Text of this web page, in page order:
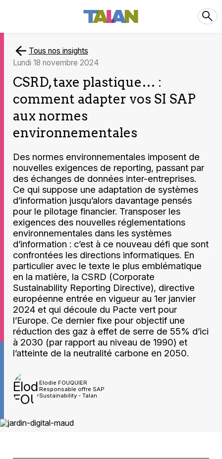
Tous nos insights
lundi 18 novembre 2024
CSRD, taxe plastique… :
comment adapter vos SI SAP
aux normes
environnementales
Des normes environnementales imposent de
nouvelles exigences de reporting, passant par
des échanges de données inter-entreprises.
Ce qui suppose une adaptation de systèmes
d’information jusqu’alors davantage pensés
pour le pilotage financier. Transposer les
exigences des nouvelles réglementations
environnementales dans les systèmes
d’information : c’est à ce nouveau défi que sont
confrontées les directions informatiques. En
particulier avec le texte le plus emblématique
en la matière, la CSRD (Corporate
Sustainability Reporting Directive), directive
européenne entrée en vigueur au 1er janvier
2024 et qui découle du Pacte vert pour
l’Europe. Ce dernier fixe pour objectif une
réduction des gaz à effet de serre de 55% d’ici
à 2030 (par rapport au niveau de 1990) et
l’atteinte de la neutralité carbone en 2050.
Elodie FOUQUIER
Responsable offre SAP
Sustainability - Talan